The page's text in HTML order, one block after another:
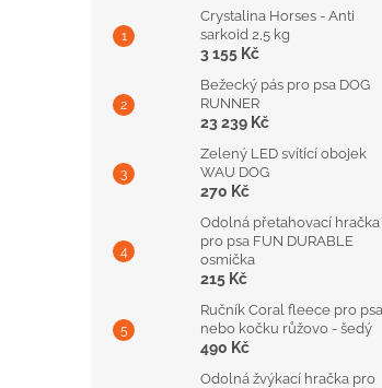
Crystalina Horses - Anti
sarkoid 2,5 kg
3 155 Kč
Bežecký pás pro psa DOG
RUNNER
23 239 Kč
Zelený LED svítící obojek
WAU DOG
270 Kč
Odolná přetahovací hračka
pro psa FUN DURABLE
osmička
215 Kč
Ručník Coral fleece pro psa
nebo kočku růžovo - šedý
490 Kč
Odolná žvýkací hračka pro